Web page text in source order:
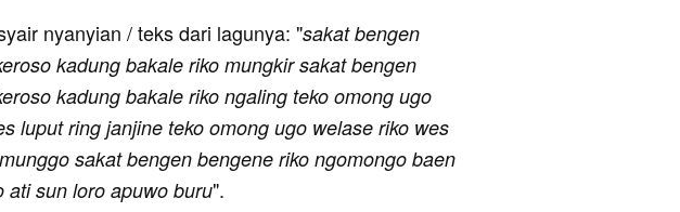
nyanyian / teks dari lagunya: "sakat bengen
kadung bakale riko mungkir sakat bengen
kadung bakale riko ngaling teko omong ugo
luput ring janjine teko omong ugo welase riko wes
sakat bengen bengene riko ngomongo baen
ati sun loro apuwo buru".